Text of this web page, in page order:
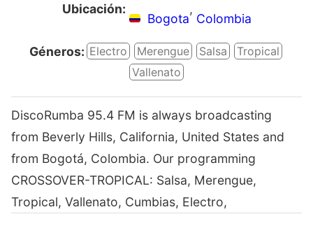
Ubicación:
Bogota
,
Colombia
Géneros: Electro Merengue Salsa
Tropical
Vallenato
DiscoRumba 95.4 FM is always broadcasting
from Beverly Hills, California, United States and
from Bogotá, Colombia. Our programming
CROSSOVER-TROPICAL: Salsa, Merengue,
Tropical, Vallenato, Cumbias, Electro,